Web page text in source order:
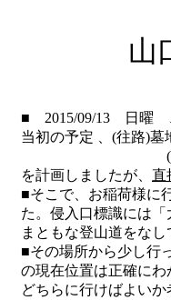
■ 2015/09/13 日曜
当初の予定 、(往路)
(帰路)本尾根
を計画しましたが、 直
■そこで、お稲荷様に
た。侵入口標識には
まともな登山道をな
■その場所から少し行
の現在位置は正確にわ
どちらに行けばよい
山